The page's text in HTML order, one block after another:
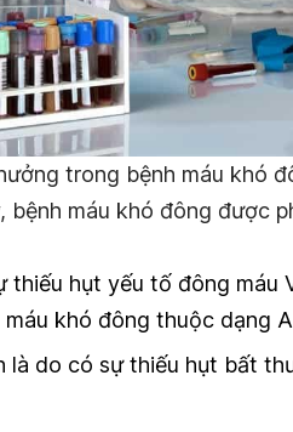
trong bệnh máu khó
máu khó đông được
thiếu hụt yếu tố đông máu
khó đông thuộc dạng
là do có sự thiếu hụt bất